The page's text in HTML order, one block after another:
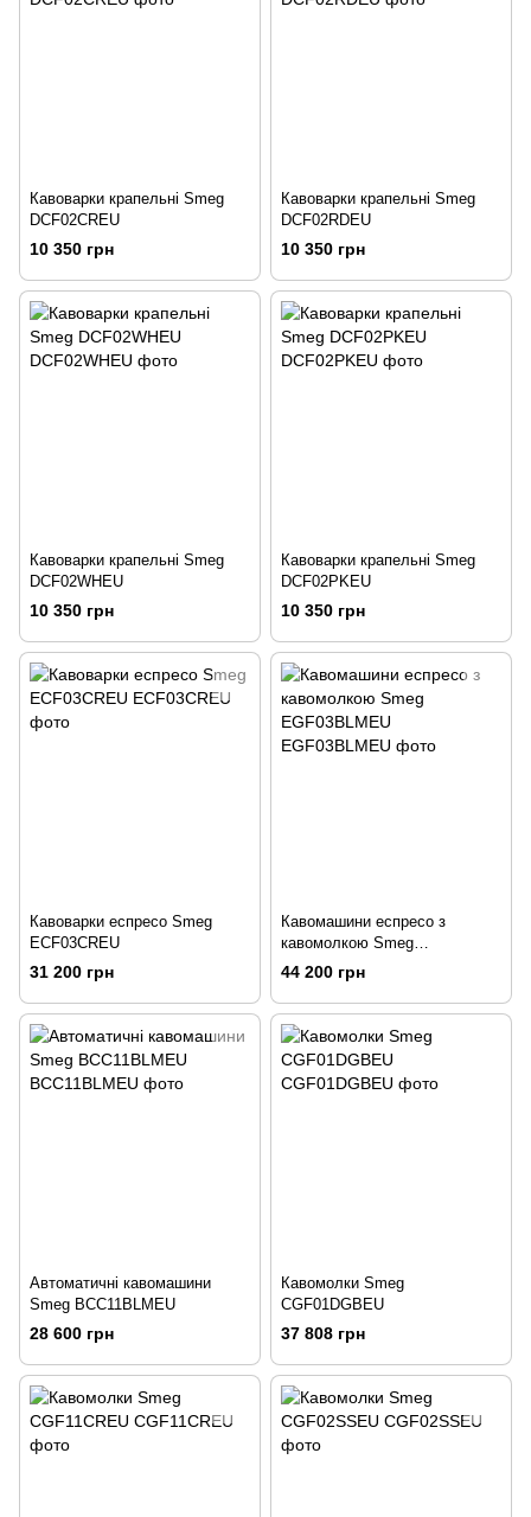
Кавоварки крапельні Smeg
DCF02CREU
10 350 грн
Кавоварки крапельні Smeg
DCF02RDEU
10 350 грн
Кавоварки крапельні Smeg
DCF02WHEU
10 350 грн
Кавоварки крапельні Smeg
DCF02PKEU
10 350 грн
Кавоварки еспресо Smeg
ECF03CREU
31 200 грн
Кавомашини еспресо з
кавомолкою Smeg
EGF03BLMEU
44 200 грн
Автоматичні кавомашини
Smeg BCC11BLMEU
28 600 грн
Кавомолки Smeg
CGF01DGBEU
37 808 грн